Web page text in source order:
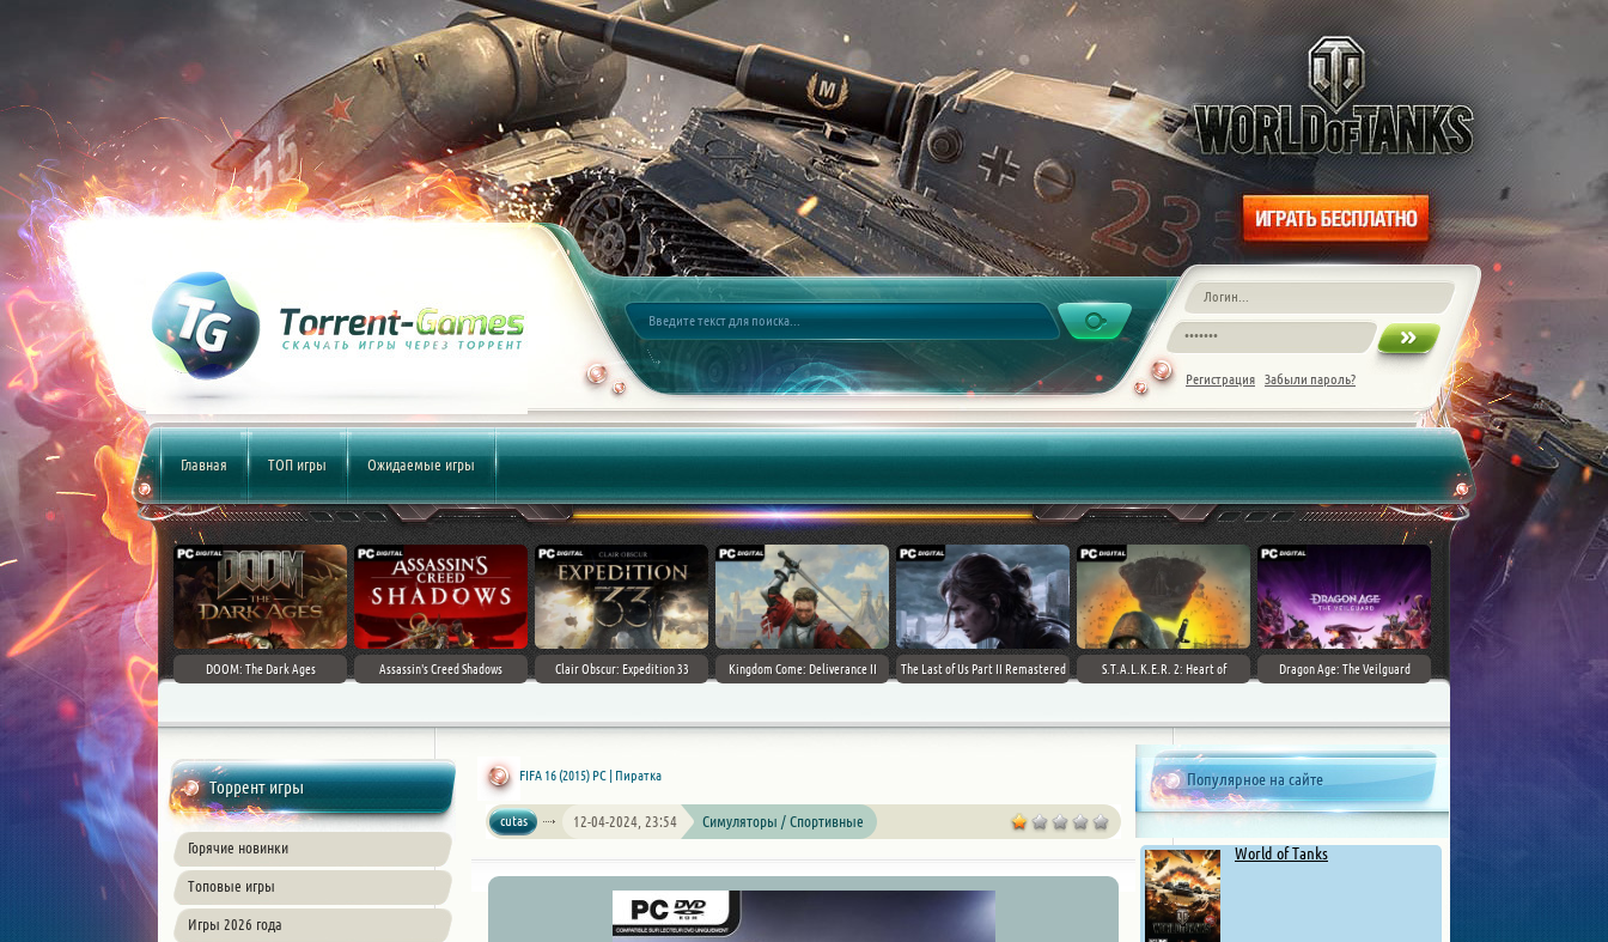
Регистрация Забыли пароль?
Главная ТОП игры Ожидаемые игры
DOOM: The Dark Ages Assassin's Creed Shadows Clair Obscur: Expedition 33 Kingdom Come: Deliverance II The Last of Us Part II Remastered
S.T.A.L.K.E.R. 2: Heart of
Dragon Age: The Veilguard
Торрент игры
Горячие новинки
Топовые игры
Игры 2026 года
Популярное на сайте
World of Tanks
FIFA 16 (2015) PC | Пиратка
cutas 12-04-2024, 23:54 Симуляторы / Спортивные